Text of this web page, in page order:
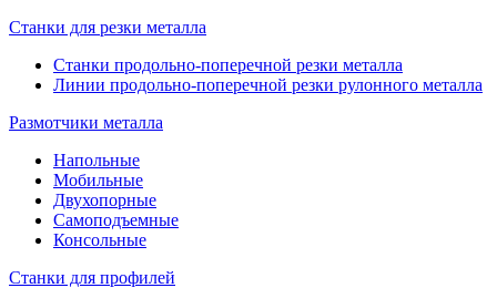
Станки для резки металла
Станки продольно-поперечной резки металла
Линии продольно-поперечной резки рулонного металла
Размотчики металла
Напольные
Мобильные
Двухопорные
Самоподъемные
Консольные
Станки для профилей